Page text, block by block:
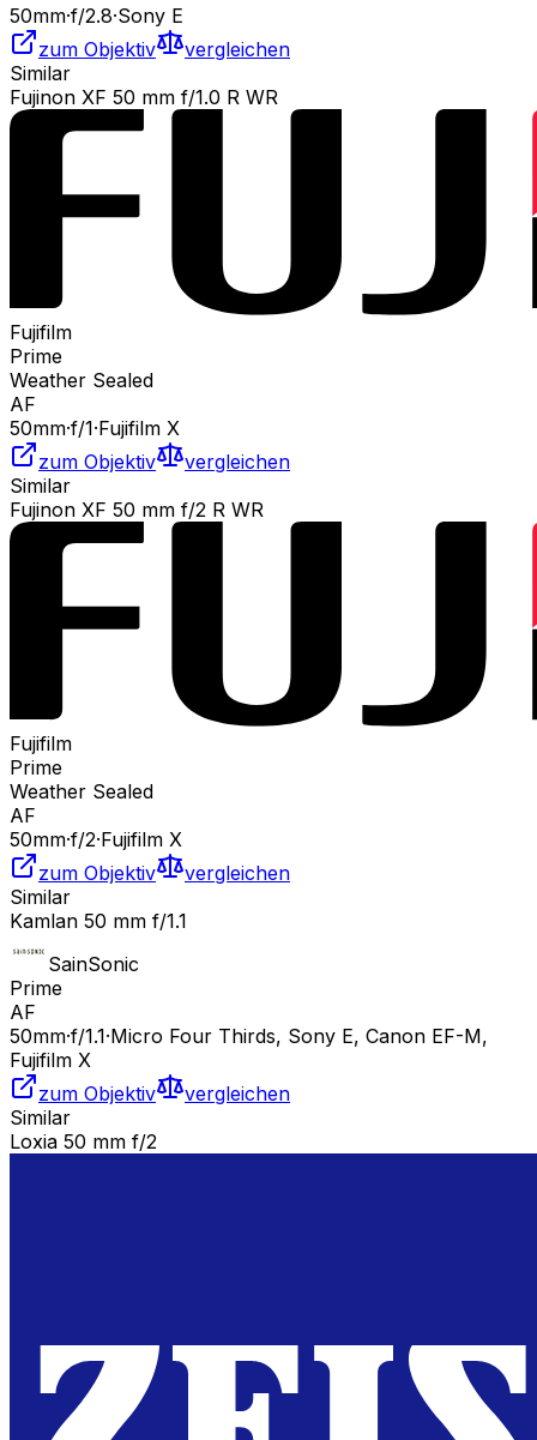
50mm·f/2.8·Sony E
zum Objektiv
vergleichen
Similar
Fujinon XF 50 mm f/1.0 R WR
Fujifilm
Prime
Weather Sealed
AF
50mm·f/1·Fujifilm X
zum Objektiv
vergleichen
Similar
Fujinon XF 50 mm f/2 R WR
Fujifilm
Prime
Weather Sealed
AF
50mm·f/2·Fujifilm X
zum Objektiv
vergleichen
Similar
Kamlan 50 mm f/1.1
SainSonic
Prime
AF
50mm·f/1.1·Micro Four Thirds, Sony E, Canon EF-M,
Fujifilm X
zum Objektiv
vergleichen
Similar
Loxia 50 mm f/2